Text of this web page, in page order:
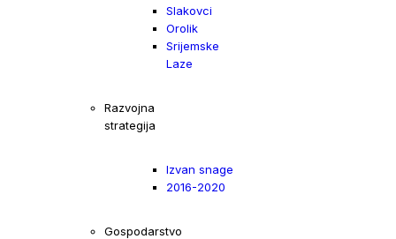
Slakovci
Orolik
Srijemske
Laze
Razvojna
strategija
Izvan snage
2016-2020
Gospodarstvo